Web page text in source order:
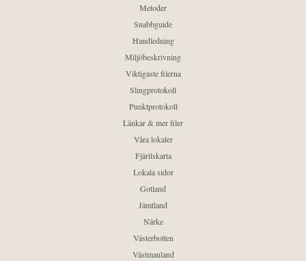
Metoder
Snabbguide
Handledning
Miljöbeskrivning
Viktigaste filerna
Slingprotokoll
Punktprotokoll
Länkar & mer filer
Våra lokaler
Fjärilskarta
Lokala sidor
Gotland
Jämtland
Närke
Västerbotten
Västmanland